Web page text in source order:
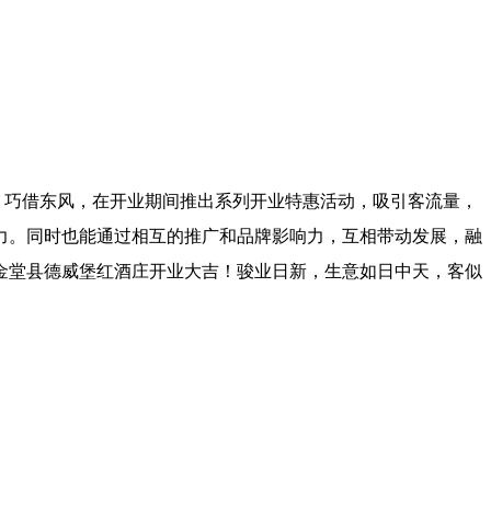
借东风，在开业期间推出系列开业特惠活动，吸引客流量，
同时也能通过相互的推广和品牌影响力，互相带动发展，融
县德威堡红酒庄开业大吉！骏业日新，生意如日中天，客似